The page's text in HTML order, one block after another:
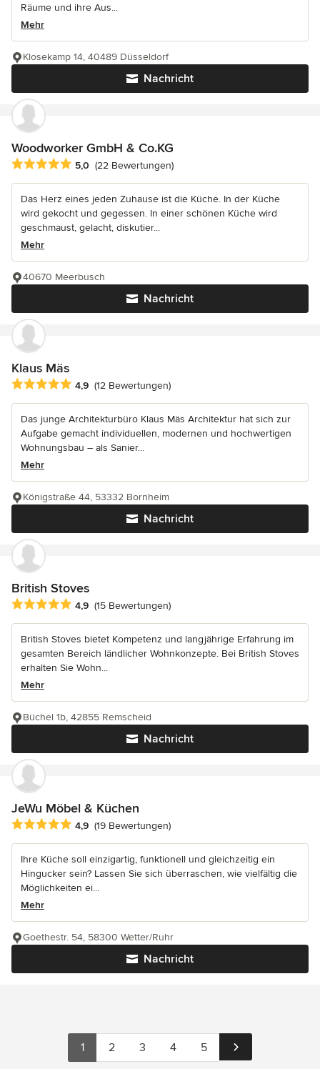
Räume und ihre Aus...
Mehr
Nachricht
Klosekamp 14, 40489 Düsseldorf
Woodworker GmbH & Co.KG
Durchschnittliche Bewertung: 5 von 5 Sternen
5,0 (22 Bewertungen)
Das Herz eines jeden Zuhause ist die Küche. In der Küche
wird gekocht und gegessen. In einer schönen Küche wird
geschmaust, gelacht, diskutier...
Mehr
Nachricht
40670 Meerbusch
Klaus Mäs
Durchschnittliche Bewertung: 4.9 von 5 Sternen
4,9 (12 Bewertungen)
Das junge Architekturbüro Klaus Mäs Architektur hat sich zur
Aufgabe gemacht individuellen, modernen und hochwertigen
Wohnungsbau – als Sanier...
Mehr
Nachricht
Königstraße 44, 53332 Bornheim
British Stoves
Durchschnittliche Bewertung: 4.9 von 5 Sternen
4,9 (15 Bewertungen)
British Stoves bietet Kompetenz und langjährige Erfahrung im
gesamten Bereich ländlicher Wohnkonzepte. Bei British Stoves
erhalten Sie Wohn...
Mehr
Nachricht
Büchel 1b, 42855 Remscheid
JeWu Möbel & Küchen
Durchschnittliche Bewertung: 4.9 von 5 Sternen
4,9 (19 Bewertungen)
Ihre Küche soll einzigartig, funktionell und gleichzeitig ein
Hingucker sein? Lassen Sie sich überraschen, wie vielfältig die
Möglichkeiten ei...
Mehr
Nachricht
Goethestr. 54, 58300 Wetter/Ruhr
1 2 3 4 5